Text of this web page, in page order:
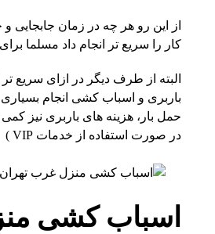
از این رو هر چه در زمان جابجایی و
کار را سریع تر انجام داد مسلما
البته از طرف دیگر در ازای سریع
باربری و اسباب کشی انجام بسیاری
حمل بار، هزینه های باربری نیز کمی
در صورت استفاده از خدمات VIP )
اسباب کشی